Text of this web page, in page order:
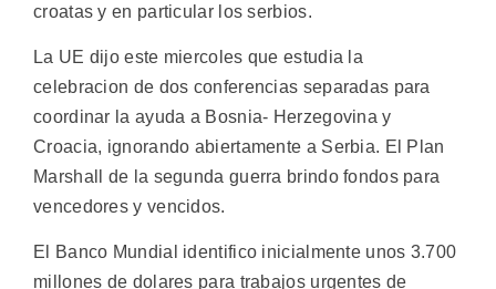
croatas y en particular los serbios.
La UE dijo este miercoles que estudia la
celebracion de dos conferencias separadas para
coordinar la ayuda a Bosnia- Herzegovina y
Croacia, ignorando abiertamente a Serbia. El Plan
Marshall de la segunda guerra brindo fondos para
vencedores y vencidos.
El Banco Mundial identifico inicialmente unos 3.700
millones de dolares para trabajos urgentes de